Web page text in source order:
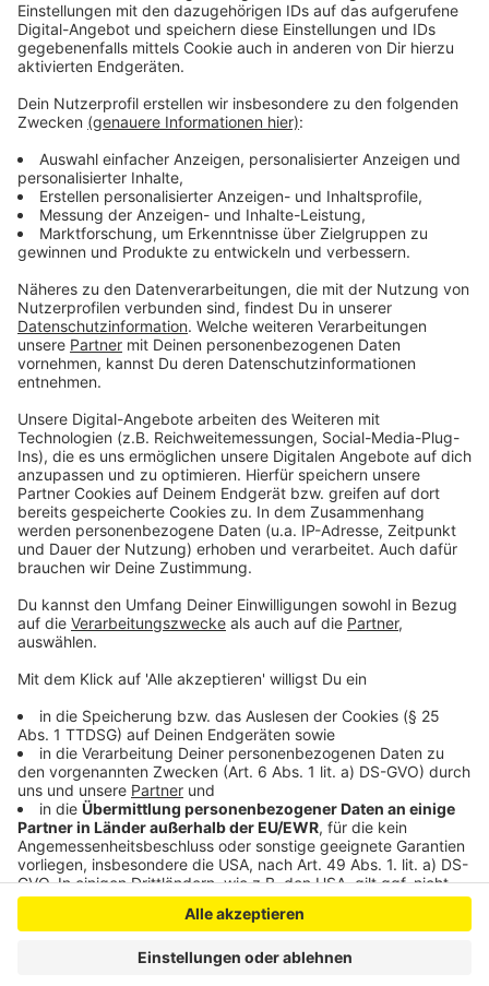
Anzeige
Mit der gemeinsamen Aktion haben die
Ornithologische Arbeitsgemeinschaft (OAG)
Bonn/Rhein-Sieg, die Untere Naturschutzbehörde und
das Städtische Gebäudemanagement der Stadt Bonn
sowie die Realschule in Beuel ein Zeichen für den
Artenschutz gesetzt. Die fachgerechte Montage
übernahm eine lokale Dachdeckerfirma.
Die Stadt Bonn begrüßt das Projekt ausdrücklich: „Mit
dieser Kooperation zeigen wir, wie kommunaler
Naturschutz ganz konkret umgesetzt werden kann.
Wir freuen uns, gemeinsam mit Schule, Fachverbänden
und Handwerk Verantwortung für unsere heimische
Tierwelt zu übernehmen“ bestätigt Bettina Molly,
Leiterin der Unteren Naturschutzbehörde.
Auch die Realschule sieht in der Aktion einen wichtigen
Mehrwert: „Die neuen Nistkästen sind nicht nur ein
Beitrag zum Naturschutz, sondern auch ein lebendiges
Lernprojekt für unsere Schülerinnen und Schüler. Sie
erleben hier unmittelbar, wie Engagement vor Ort wirkt
und wie wir gemeinsam Zukunft gestalten können,“
Anzeige
Anzeige